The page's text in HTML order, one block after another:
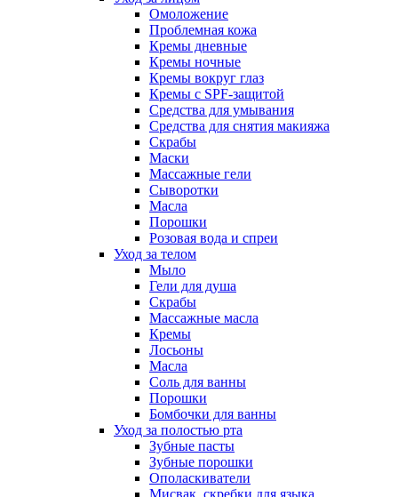
Омоложение
Проблемная кожа
Кремы дневные
Кремы ночные
Кремы вокруг глаз
Кремы с SPF-защитой
Средства для умывания
Средства для снятия макияжа
Скрабы
Маски
Массажные гели
Сыворотки
Масла
Порошки
Розовая вода и спреи
Уход за телом
Мыло
Гели для душа
Скрабы
Массажные масла
Кремы
Лосьоны
Масла
Соль для ванны
Порошки
Бомбочки для ванны
Уход за полостью рта
Зубные пасты
Зубные порошки
Ополаскиватели
Мисвак, скребки для языка